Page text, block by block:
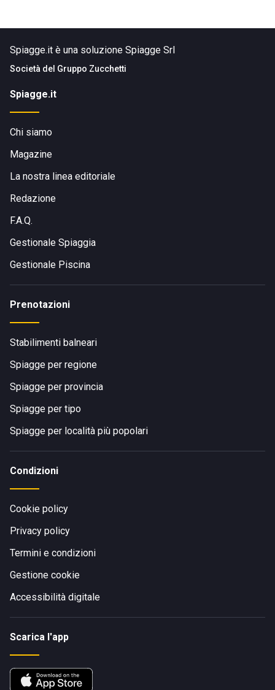
Spiagge.it è una soluzione Spiagge Srl
Società del Gruppo Zucchetti
Spiagge.it
Chi siamo
Magazine
La nostra linea editoriale
Redazione
F.A.Q.
Gestionale Spiaggia
Gestionale Piscina
Prenotazioni
Stabilimenti balneari
Spiagge per regione
Spiagge per provincia
Spiagge per tipo
Spiagge per località più popolari
Condizioni
Cookie policy
Privacy policy
Termini e condizioni
Gestione cookie
Accessibilità digitale
Scarica l'app